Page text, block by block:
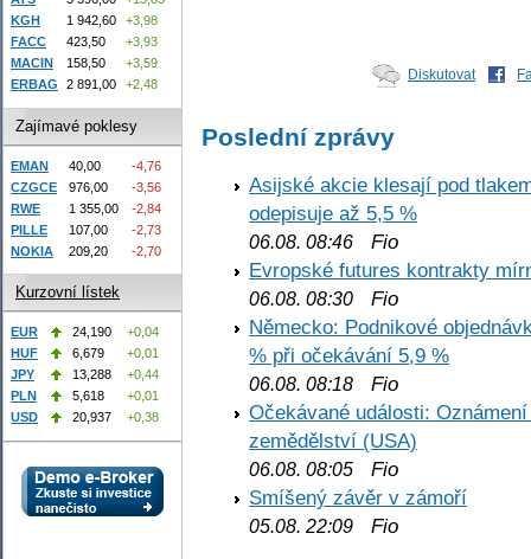
Diskutovat
Poslední zprávy
Asijské akcie klesají pod
odepisuje až 5,5 %
06.08. 08:46 Fio
Evropské futures kontrakty
06.08. 08:30 Fio
Německo: Podnikové
% při očekávání 5,9 %
06.08. 08:18 Fio
Očekávané události:
zemědělství (USA)
06.08. 08:05 Fio
Smíšený závěr v zámoří
05.08. 22:09 Fio
KGH
1 942,60
+3,98
FACC
423,50
+3,93
MACIN
158,50
+3,59
ERBAG
2 891,00 +2,48
Zajímavé poklesy
EMAN 40,00
-4,76
CZGCE
976,00
-3,56
RWE
1 355,00
-2,84
PILLE
107,00
-2,73
NOKIA
209,20 -2,70
Kurzovní lístek
EUR 24,190
+0,04
HUF
6,679
+0,01
JPY
13,288
+0,44
PLN
5,618
+0,01
USD
20,937 +0,38